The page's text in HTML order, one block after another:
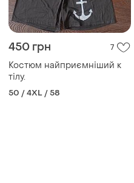
450 грн 7
Костюм найприємніший к
тілу.
50 / 4XL / 58